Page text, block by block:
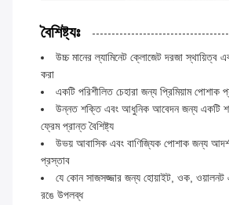
বৈশিষ্ট্যঃ
উচ্চ মানের ল্যামিনেট ক্লোজেট দরজা স্থায়িত্ব
করা
একটি পরিশীলিত চেহারা জন্য প্রিমিয়াম পোশাক
উন্নত শক্তি এবং আধুনিক আবেদন জন্য একটি
ফ্রেম প্রান্ত বৈশিষ্ট্য
উভয় আবাসিক এবং বাণিজ্যিক পোশাক জন্য
প্রস্তাব
যে কোন সাজসজ্জার জন্য হোয়াইট, ওক, ওয়ালনট
রঙে উপলব্ধ